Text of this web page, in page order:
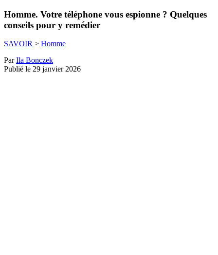
Homme. Votre téléphone vous espionne ? Quelques
conseils pour y remédier
SAVOIR > Homme
ParIla Bonczek
Publié le 29 janvier 2026